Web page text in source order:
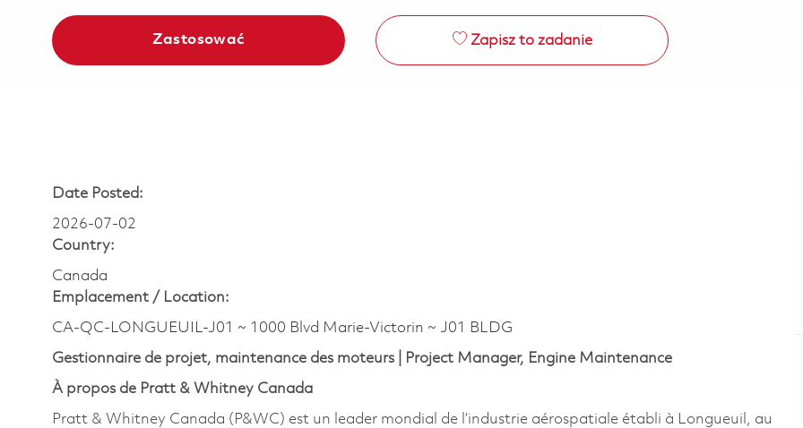
Zastosować Zapisz to zadanie
Date Posted:
2026-07-02
Country:
Canada
Emplacement / Location:
CA-QC-LONGUEUIL-J01 ~ 1000 Blvd Marie-Victorin ~ J01 BLDG
Gestionnaire de projet, maintenance des moteurs | Project Manager, Engine Maintenance
À propos de Pratt & Whitney Canada
Pratt & Whitney Canada (P&WC) est un leader mondial de l’industrie aérospatiale établi à Longueuil, au